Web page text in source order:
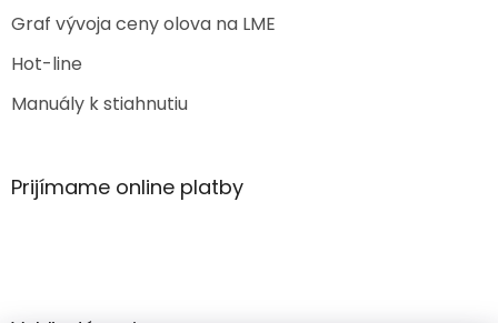
Graf vývoja ceny olova na LME
Hot-line
Manuály k stiahnutiu
Prijímame online platby